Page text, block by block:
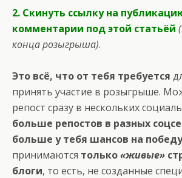
2. Скинуть ссылку на
комментарии под этой статьёй
конца розыгрыша).
Это всё, что от тебя требуется
принять участие в розыгрыше.
репост сразу в нескольких
больше репостов в разных
больше у тебя шансов на
принимаются только«живые»
блоги, то есть, не созданные